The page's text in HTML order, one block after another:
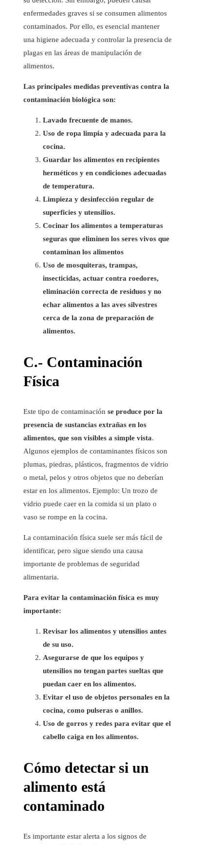
enfermedades graves si se consumen alimentos
contaminados. Por ello, es esencial mantener
una higiene adecuada y controlar la presencia de
plagas en las áreas de manipulación de
alimentos.
Las principales medidas preventivas contra la
contaminación biológica son:
Lavado frecuente de manos.
Uso de ropa limpia y adecuada para la
cocina.
Guardar los alimentos en recipientes
herméticos y en condiciones adecuadas
de temperatura.
Limpieza y desinfección regular de
superficies y utensilios.
Cocinar los alimentos a temperaturas
seguras que eliminen los seres vivos que
contaminan los alimentos
Uso de mosquiteras, trampas,
insecticidas, actuar contra roedores,
eliminación correcta de residuos y no
echar alimentos a las aves silvestres
cerca de la zona de preparación de
alimentos.
C.- Contaminación
Física
Este tipo de contaminación se produce por la
presencia de sustancias extrañas en los
alimentos, que son visibles a simple vista.
Algunos ejemplos de contaminantes físicos son
plumas, piedras, plásticos, fragmentos de vidrio
o metal, pelos y otros objetos que no deberían
estar en los alimentos. Ejemplo: Un trozo de
vidrio puede caer en la comida si un plato o
vaso se rompe en la cocina.
La contaminación física suele ser más fácil de
identificar, pero sigue siendo una causa
importante de problemas de seguridad
alimentaria.
Para evitar la contaminación física es muy
importante:
Revisar los alimentos y utensilios antes
de su uso.
Asegurarse de que los equipos y
utensilios no tengan partes sueltas que
puedan caer en los alimentos.
Evitar el uso de objetos personales en la
cocina, como pulseras o anillos.
Uso de gorros y redes para evitar que el
cabello caiga en los alimentos.
Cómo detectar si un
alimento está
contaminado
Es importante estar alerta a los signos de